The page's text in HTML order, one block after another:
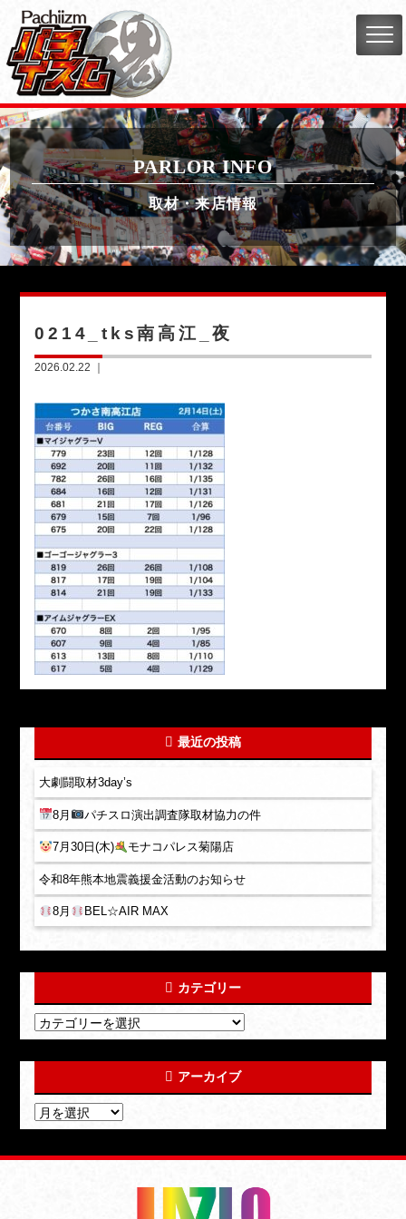
PARLOR INFO
取材・来店情報
0214_tks南高江_夜
2026.02.22 ｜
最近の投稿
大劇闘取材3day’s
8月 パチスロ演出調査隊取材協力の件
7月30日(木) モナコパレス菊陽店
令和8年熊本地震義援金活動のお知らせ
8月 BEL☆AIR MAX
カテゴリー
アーカイブ